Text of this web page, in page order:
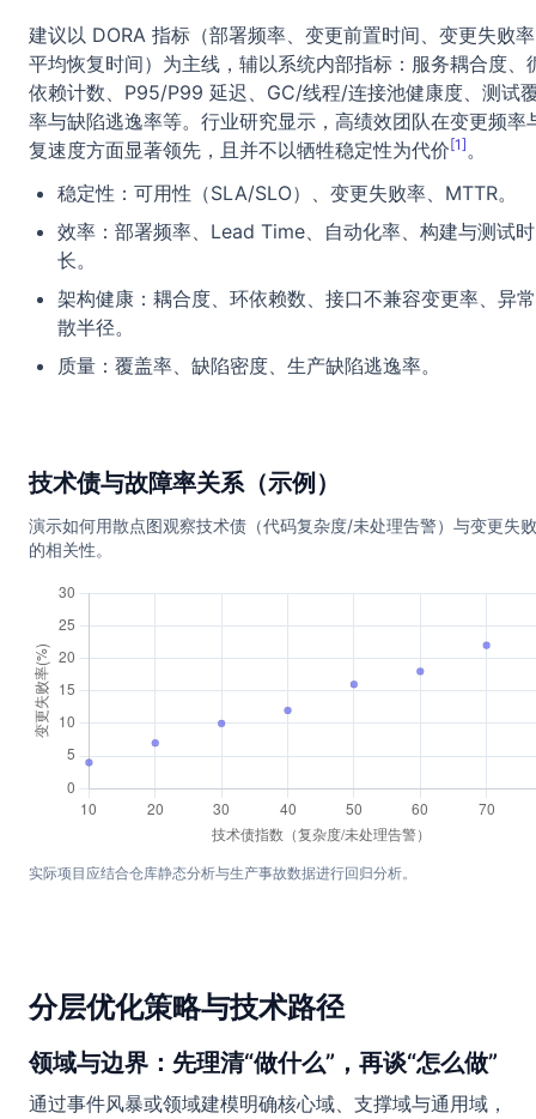
建议以 DORA 指标（部署频率、变更前置时间、变更失败
平均恢复时间）为主线，辅以系统内部指标：服务耦合度、
依赖计数、P95/P99 延迟、GC/线程/连接池健康度、测试
率与缺陷逃逸率等。行业研究显示，高绩效团队在变更频率
复速度方面显著领先，且并不以牺牲稳定性为代价 [1]。
稳定性：可用性（SLA/SLO）、变更失败率、MTTR。
效率：部署频率、Lead Time、自动化率、构建与测试时
长。
架构健康：耦合度、环依赖数、接口不兼容变更率、异
散半径。
质量：覆盖率、缺陷密度、生产缺陷逃逸率。
技术债与故障率关系（示例）
演示如何用散点图观察技术债（代码复杂度/未处理告警）与变更失
的相关性。
实际项目应结合仓库静态分析与生产事故数据进行回归分析。
分层优化策略与技术路径
领域与边界：先理清“做什么”，再谈“怎么做”
通过事件风暴或领域建模明确核心域、支撑域与通用域，